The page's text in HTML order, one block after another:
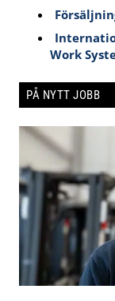
Work
PÅ NYTT JOBB